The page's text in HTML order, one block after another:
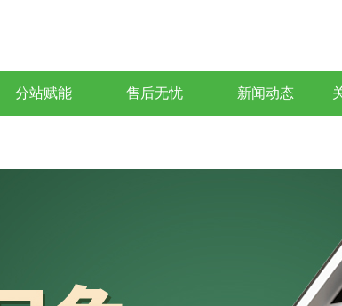
分站赋能 售后无忧 新闻动态